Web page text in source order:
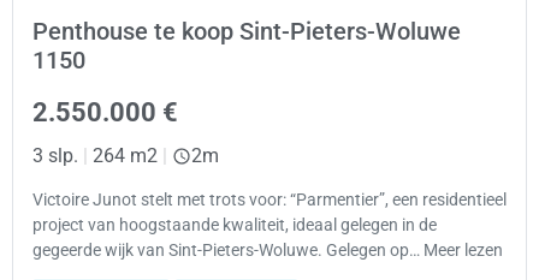
Penthouse te koop Sint-Pieters-Woluwe
1150
2.550.000 €
3 slp. | 264 m2 | 2m
Victoire Junot stelt met trots voor: “Parmentier”, een residentieel
project van hoogstaande kwaliteit, ideaal gelegen in de
gegeerde wijk van Sint-Pieters-Woluwe. Gelegen op… Meer lezen